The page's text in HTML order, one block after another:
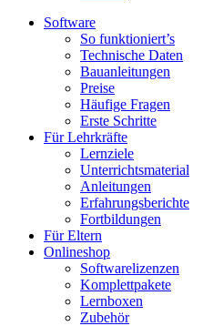
Software
So funktioniert’s
Technische Daten
Bauanleitungen
Preise
Häufige Fragen
Erste Schritte
Für Lehrkräfte
Lernziele
Unterrichtsmaterial
Anleitungen
Erfahrungsberichte
Fortbildungen
Für Eltern
Onlineshop
Softwarelizenzen
Komplettpakete
Lernboxen
Zubehör